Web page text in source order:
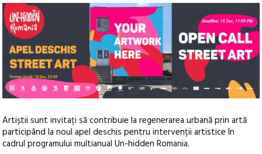
Artiștii sunt invitați să contribuie la regenerarea urbană prin artă
participând la noul apel deschis pentru intervenții artistice în
cadrul programului multianual Un-hidden Romania.